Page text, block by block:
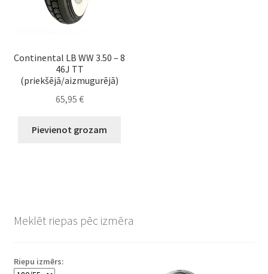
Continental LB WW 3.50 – 8
46J TT
(priekšējā/aizmugurējā)
65,95 €
Pievienot grozam
Meklēt riepas pēc izmēra
Riepu izmērs: